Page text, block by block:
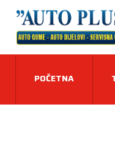
POČETNA